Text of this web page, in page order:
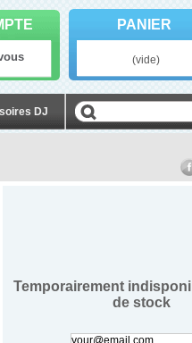
DJ
PANIER
(vide)
Temporairement
de stock